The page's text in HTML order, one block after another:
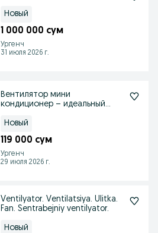
Новый
1 000 000 сум
Ургенч
31 июля 2026 г.
Вентилятор мини
кондиционер – идеальный
воздуха
Новый
119 000 сум
Ургенч
29 июля 2026 г.
Ventilyator. Ventilatsiya. Ulitka.
Fan. Sentrabejniy ventilyator.
Новый